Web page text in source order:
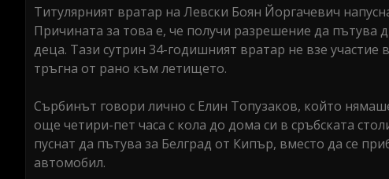
Титулярният вратар на Левски Боян Йоргачевич
Причината за това е, че получи разрешение да
деца. Тази сутрин 34-годишният вратар не взе
тръгна от рано към летището.
Сърбинът говори лично с Елин Топузаков, който
още четири-пет часа с кола до дома си в сръбската
пуснат да пътува за Белград от Кипър, вместо да се
автомобил.